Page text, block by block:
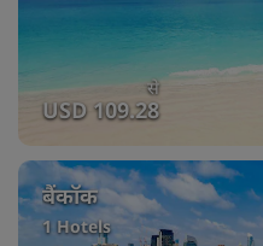
से
USD 109.28
बैंकॉक
1 Hotels